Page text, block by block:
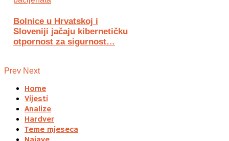
Bolnice u Hrvatskoj i
Sloveniji jačaju kibernetičku
otpornost za sigurnost…
Prev Next
Home
Vijesti
Analize
Hardver
Teme mjeseca